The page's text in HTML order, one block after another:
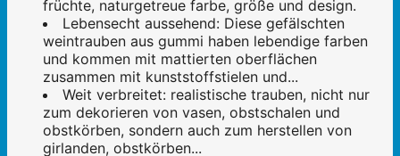
früchte, naturgetreue farbe, größe und design.
Lebensecht aussehend: Diese gefälschten
weintrauben aus gummi haben lebendige farben
und kommen mit mattierten oberflächen
zusammen mit kunststoffstielen und...
Weit verbreitet: realistische trauben, nicht nur
zum dekorieren von vasen, obstschalen und
obstkörben, sondern auch zum herstellen von
girlanden, obstkörben...